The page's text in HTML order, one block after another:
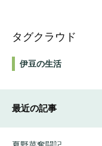
タグクラウド
伊豆の生活
最近の記事